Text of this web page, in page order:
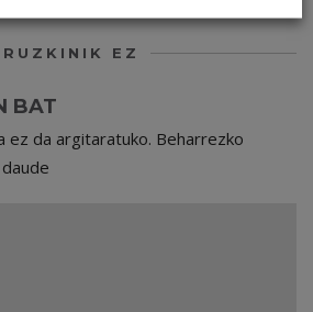
EZ
BAT
ez da argitaratuko. Beharrezko